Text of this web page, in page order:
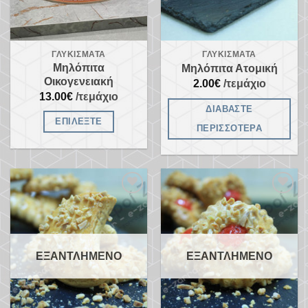
ΓΛΥΚΊΣΜΑΤΑ
Μηλόπιτα
Οικογενειακή
13.00€ /τεμάχιο
ΕΠΙΛΈΞΤΕ
ΓΛΥΚΊΣΜΑΤΑ
Μηλόπιτα Ατομική
2.00€/τεμάχιο
ΔΙΑΒΆΣΤΕ
ΠΕΡΙΣΣΌΤΕΡΑ
Προσθήκη
αγαπημένα
ΕΞΑΝΤΛΗΜΈΝΟ
Προσθήκη
στα
αγαπημένα
ΕΞΑΝΤΛΗΜΈΝΟ